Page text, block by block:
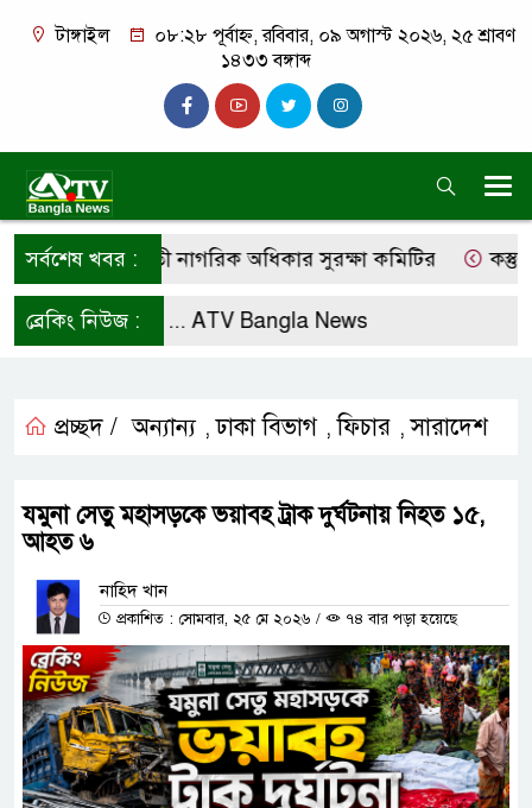
টাঙ্গাইল
০৮:২৮ পূর্বাহ্ন, রবিবার, ০৯ অগাস্ট ২০২৬, ২৫ শ্রাবণ
১৪৩৩ বঙ্গাব্দ
সর্বশেষ খবর :
দাবি কালিহাতী নাগরিক অধিকার সুরক্ষা কমিটির
ব্রেকিং নিউজ :
করে রাখুন ... ATV Bangla News
প্রচ্ছদ / অন্যান্য ,ঢাকা বিভাগ ,ফিচার ,সারাদেশ
যমুনা সেতু মহাসড়কে ভয়াবহ ট্রাক দুর্ঘটনায় নিহত ১৫,
আহত ৬
নাহিদ খান
প্রকাশিত : সোমবার, ২৫ মে ২০২৬ / ৭৪ বার পড়া হয়েছে